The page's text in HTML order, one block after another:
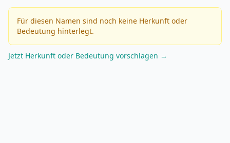
Für diesen Namen sind noch keine Herkunft oder
Bedeutung hinterlegt.
Jetzt Herkunft oder Bedeutung vorschlagen →